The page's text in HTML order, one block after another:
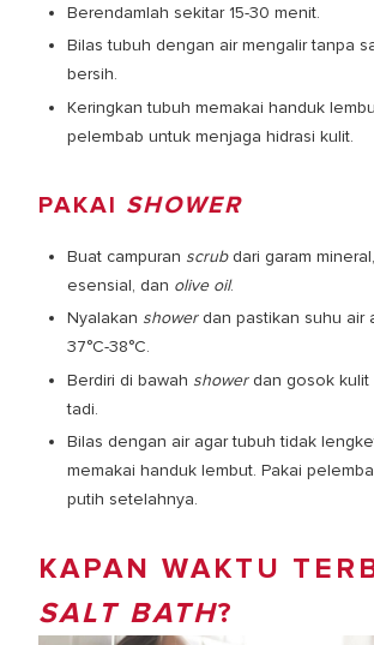
Berendamlah sekitar 15-30 menit.
Bilas tubuh dengan air mengalir tanpa
bersih.
Keringkan tubuh memakai handuk
pelembab untuk menjaga hidrasi kulit.
PAKAI SHOWER
Buat campuran scrubdari garam
esensial, dan olive oil.
Nyalakan showerdan pastikan suhu air
37°C-38°C.
Berdiri di bawah shower dan gosok kulit
tadi.
Bilas dengan air agar tubuh tidak
memakai handuk lembut. Pakai
putih setelahnya.
KAPAN WAKTU
SALT BATH?